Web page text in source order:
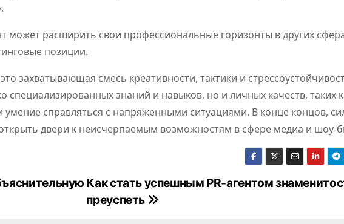
может расширить свои профессиональные горизонты в других
позиции.
захватывающая смесь креативности, тактики и
специализированных знаний и навыков, но и личных качеств, таких
справляться с напряженными ситуациями. В конце концов,
двери к неисчерпаемым возможностям в сфере медиа и шоу-
Как стать успешным PR-агентом
преуспеть